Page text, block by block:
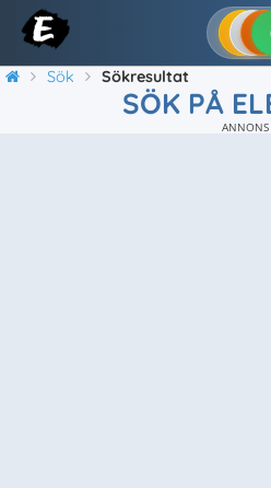
0 0
Sök Sökresultat
SÖK PÅ
ANNONS